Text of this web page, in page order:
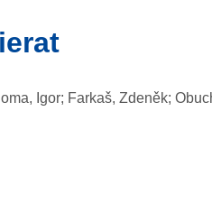
Igor; Farkaš, Zdeněk;